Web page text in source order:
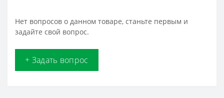
Нет вопросов о данном товаре, станьте первым и
задайте свой вопрос.
+ Задать вопрос